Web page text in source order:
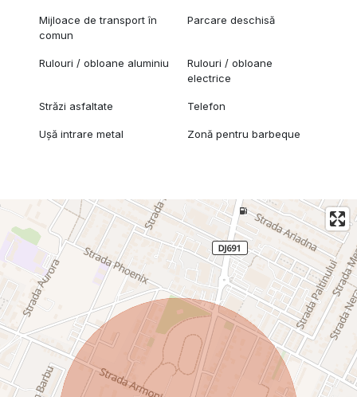
Mijloace de transport în
comun
Parcare deschisă
Rulouri / obloane aluminiu
Rulouri / obloane
electrice
Străzi asfaltate Telefon
Ușă intrare metal Zonă pentru barbeque